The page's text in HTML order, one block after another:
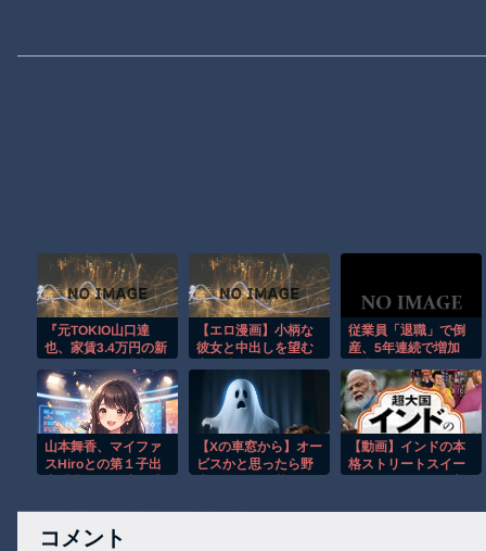
『元TOKIO山口達
也、家賃3.4万円の新
のCMギャラ、流出
ｗ』ほか 8/4 ネタ
【エロ漫画】小柄な
彼女と中出しを望む
る秘密のはだけ与え
たくなる瞬間！
従業員「退職」で倒
産、5年連続で増加
移 「賃上げできず」
倒産も発生
山本舞香、マイファ
スHiroとの第１子出
に健康
【Xの車窓から】オー
ビスかと思ったら野
【動画】インドの本
格ストリートスイー
コメント